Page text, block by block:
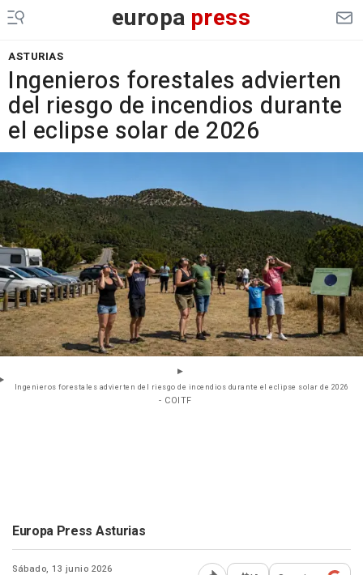
europa press
ASTURIAS
Ingenieros forestales advierten
del riesgo de incendios durante
el eclipse solar de 2026
Ingenieros forestales advierten del riesgo de incendios durante el eclipse solar de 2026
- COITF
Europa Press Asturias
Sábado, 13 junio 2026